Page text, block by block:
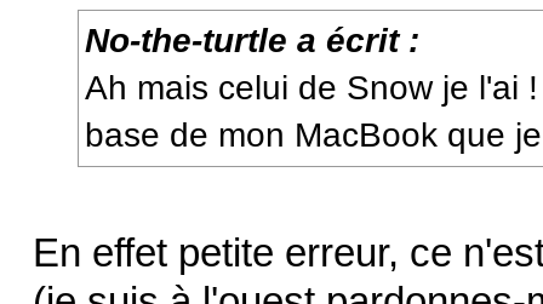
No-the-turtle a écrit :
Ah mais celui de Snow je l'ai
base de mon MacBook que
En effet petite erreur, ce